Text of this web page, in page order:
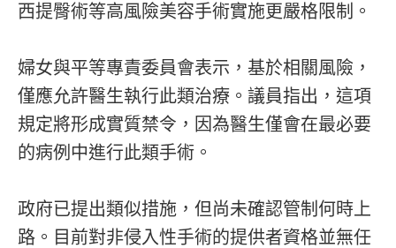
西提臀術等高風險美容手術實施更嚴格限制。
婦女與平等專責委員會表示，基於相關風險，
僅應允許醫生執行此類治療。議員指出，這項
規定將形成實質禁令，因為醫生僅會在最必要
的病例中進行此類手術。
政府已提出類似措施，但尚未確認管制何時上
路。目前對非侵入性手術的提供者資格並無任